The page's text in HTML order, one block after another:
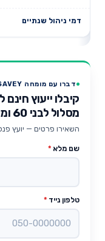
דברו עם מומחה SAVEY
קיבלו ייעוץ
מסלול לבני 60 ומעלה
השאירו פרטים — יועץ
שם מלא *
טלפון נייד *